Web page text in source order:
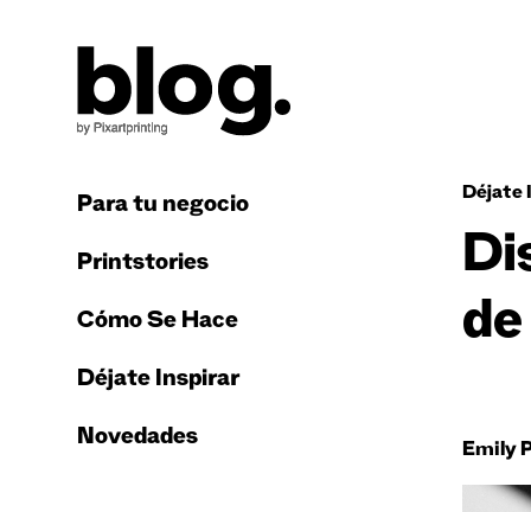
Para tu negocio
Printstories
Cómo Se Hace
Déjate Inspirar
Novedades
Déjate
Emily